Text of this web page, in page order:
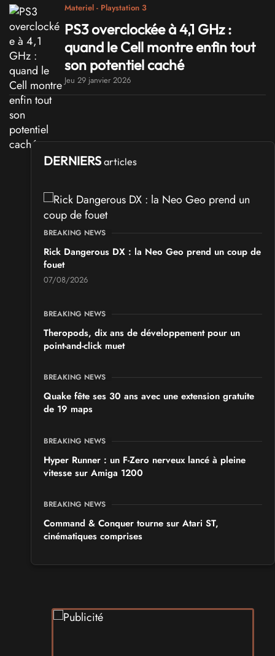
Materiel - Playstation 3
PS3 overclockée à 4,1 GHz :
quand le Cell montre enfin tout
son potentiel caché
Jeu 29 janvier 2026
DERNIERS articles
BREAKING NEWS
Rick Dangerous DX : la Neo Geo prend un coup de
fouet
07/08/2026
BREAKING NEWS
Theropods, dix ans de développement pour un
point-and-click muet
BREAKING NEWS
Quake fête ses 30 ans avec une extension gratuite
de 19 maps
BREAKING NEWS
Hyper Runner : un F-Zero nerveux lancé à pleine
vitesse sur Amiga 1200
BREAKING NEWS
Command & Conquer tourne sur Atari ST,
cinématiques comprises